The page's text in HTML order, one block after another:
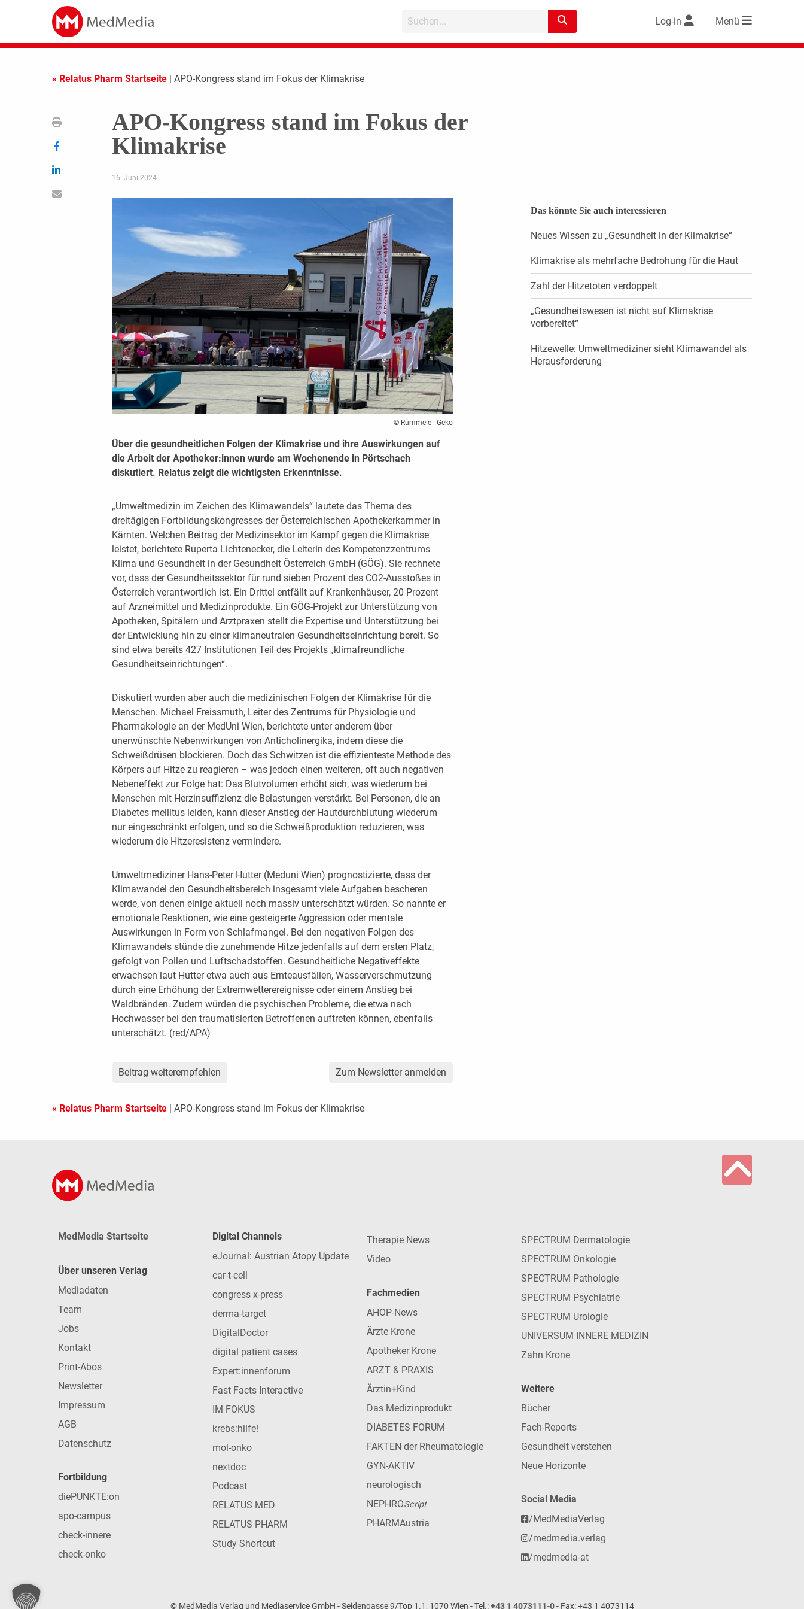
Log-in Menü
« Relatus Pharm Startseite | APO-Kongress stand im Fokus der Klimakrise
APO-Kongress stand im Fokus der
Klimakrise
16. Juni 2024
© Rümmele - Geko
Über die gesundheitlichen Folgen der Klimakrise und ihre Auswirkungen auf
die Arbeit der Apotheker:innen wurde am Wochenende in Pörtschach
diskutiert. Relatus zeigt die wichtigsten Erkenntnisse.
„Umweltmedizin im Zeichen des Klimawandels“ lautete das Thema des
dreitägigen Fortbildungskongresses der Österreichischen Apothekerkammer in
Kärnten. Welchen Beitrag der Medizinsektor im Kampf gegen die Klimakrise
leistet, berichtete Ruperta Lichtenecker, die Leiterin des Kompetenzzentrums
Klima und Gesundheit in der Gesundheit Österreich GmbH (GÖG). Sie rechnete
vor, dass der Gesundheitssektor für rund sieben Prozent des CO2-Ausstoßes in
Österreich verantwortlich ist. Ein Drittel entfällt auf Krankenhäuser, 20 Prozent
auf Arzneimittel und Medizinprodukte. Ein GÖG-Projekt zur Unterstützung von
Apotheken, Spitälern und Arztpraxen stellt die Expertise und Unterstützung bei
der Entwicklung hin zu einer klimaneutralen Gesundheitseinrichtung bereit. So
sind etwa bereits 427 Institutionen Teil des Projekts „klimafreundliche
Gesundheitseinrichtungen“.
Diskutiert wurden aber auch die medizinischen Folgen der Klimakrise für die
Menschen. Michael Freissmuth, Leiter des Zentrums für Physiologie und
Pharmakologie an der MedUni Wien, berichtete unter anderem über
unerwünschte Nebenwirkungen von Anticholinergika, indem diese die
Schweißdrüsen blockieren. Doch das Schwitzen ist die effizienteste Methode des
Körpers auf Hitze zu reagieren – was jedoch einen weiteren, oft auch negativen
Nebeneffekt zur Folge hat: Das Blutvolumen erhöht sich, was wiederum bei
Menschen mit Herzinsuffizienz die Belastungen verstärkt. Bei Personen, die an
Diabetes mellitus leiden, kann dieser Anstieg der Hautdurchblutung wiederum
nur eingeschränkt erfolgen, und so die Schweißproduktion reduzieren, was
wiederum die Hitzeresistenz vermindere.
Umweltmediziner Hans-Peter Hutter (Meduni Wien) prognostizierte, dass der
Klimawandel den Gesundheitsbereich insgesamt viele Aufgaben bescheren
werde, von denen einige aktuell noch massiv unterschätzt würden. So nannte er
emotionale Reaktionen, wie eine gesteigerte Aggression oder mentale
Auswirkungen in Form von Schlafmangel. Bei den negativen Folgen des
Klimawandels stünde die zunehmende Hitze jedenfalls auf dem ersten Platz,
gefolgt von Pollen und Luftschadstoffen. Gesundheitliche Negativeffekte
erwachsen laut Hutter etwa auch aus Ernteausfällen, Wasserverschmutzung
durch eine Erhöhung der Extremwetterereignisse oder einem Anstieg bei
Waldbränden. Zudem würden die psychischen Probleme, die etwa nach
Hochwasser bei den traumatisierten Betroffenen auftreten können, ebenfalls
unterschätzt. (red/APA)
Beitrag weiterempfehlen Zum Newsletter anmelden
Das könnte Sie auch interessieren
Neues Wissen zu „Gesundheit in der Klimakrise“
Klimakrise als mehrfache Bedrohung für die Haut
Zahl der Hitzetoten verdoppelt
„Gesundheitswesen ist nicht auf Klimakrise
vorbereitet“
Hitzewelle: Umweltmediziner sieht Klimawandel als
Herausforderung
« Relatus Pharm Startseite | APO-Kongress stand im Fokus der Klimakrise
MedMedia Startseite
Über unseren Verlag
Mediadaten
Team
Jobs
Kontakt
Print-Abos
Newsletter
Impressum
AGB
Datenschutz
Fortbildung
diePUNKTE:on
apo-campus
check-innere
check-onko
Digital Channels
eJournal: Austrian Atopy Update
car-t-cell
congress x-press
derma-target
DigitalDoctor
digital patient cases
Expert:innenforum
Fast Facts Interactive
IM FOKUS
krebs:hilfe!
mol-onko
nextdoc
Podcast
RELATUS MED
RELATUS PHARM
Study Shortcut
Therapie News
Video
Fachmedien
AHOP-News
Ärzte Krone
Apotheker Krone
ARZT & PRAXIS
Ärztin+Kind
Das Medizinprodukt
DIABETES FORUM
FAKTEN der Rheumatologie
GYN-AKTIV
neurologisch
NEPHROScript
PHARMAustria
SPECTRUM Dermatologie
SPECTRUM Onkologie
SPECTRUM Pathologie
SPECTRUM Psychiatrie
SPECTRUM Urologie
UNIVERSUM INNERE MEDIZIN
Zahn Krone
Weitere
Bücher
Fach-Reports
Gesundheit verstehen
Neue Horizonte
Social Media
/MedMediaVerlag
/medmedia.verlag
/medmedia-at
© MedMedia Verlag und Mediaservice GmbH - Seidengasse 9/Top 1.1, 1070 Wien - Tel.:+43 1 4073111-0- Fax: +43 1 4073114